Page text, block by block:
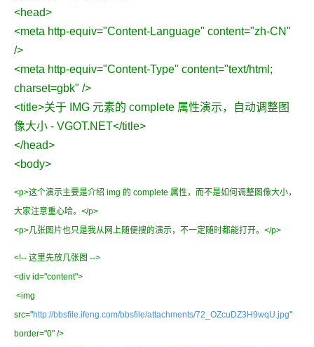
<head>
<meta http-equiv="Content-Language" content="zh-CN"
/>
<meta http-equiv="Content-Type" content="text/html;
charset=gbk" />
<title>关于 IMG 元素的 complete 属性演示，自动调整图
像大小 - VGOT.NET</title>
</head>
<body>
<p>这个演示主要是介绍 img 的 complete 属性，而不是如何调整图像大小，
大家注意重心哈。</p>
<p>几张图片也只是我从网上随便搜的演示，不一定随时都能打开。</p>
<!-- 这里先放几张图 -->
<div id="content">
<img
src="http://bbsfile.ifeng.com/bbsfile/attachments/72_OZcuDZ3H9wqU.jpg"
border="0" />